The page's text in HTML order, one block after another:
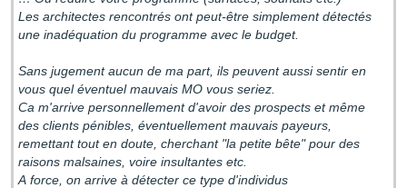
Les architectes rencontrés ont peut-être simplement détectés
une inadéquation du programme avec le budget.
Sans jugement aucun de ma part, ils peuvent aussi sentir en
vous quel éventuel mauvais MO vous seriez.
Ca m'arrive personnellement d'avoir des prospects et même
des clients pénibles, éventuellement mauvais payeurs,
remettant tout en doute, cherchant "la petite bête" pour des
raisons malsaines, voire insultantes etc.
A force, on arrive à détecter ce type d'individus